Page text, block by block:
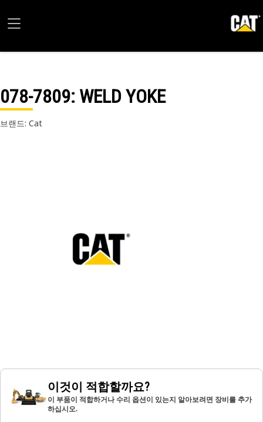
078-7809: WELD YOKE
브랜드: Cat
이것이 적합할까요?
이 부품이 적합하거나 수리 옵션이 있는지 알아보려면 장비를 추가
하십시오.